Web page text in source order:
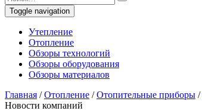
Toggle navigation
Утепление
Отопление
Обзоры технологий
Обзоры оборудования
Обзоры материалов
Главная /Отопление /Отопительные приборы /
Новости компаний